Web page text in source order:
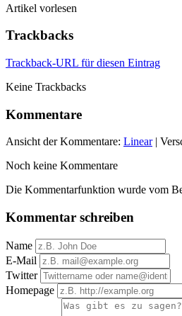
Artikel vorlesen
Trackbacks
Trackback-URL für diesen Eintrag
Keine Trackbacks
Kommentare
Ansicht der Kommentare: Linear|
Noch keine Kommentare
Die Kommentarfunktion wurde vom
Kommentar schreiben
Name
E-Mail
Twitter
Homepage